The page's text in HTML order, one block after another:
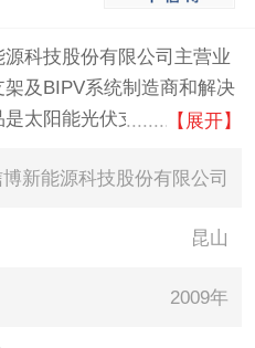
科技股份有限公司主营业
及BIPV系统制造商和解决
太阳能光伏支架，分为固
，公司获得了“2019年领
建筑产业品牌领跑奖”等荣
【展开】
新能源科技股份有限公司
昆山
2009年